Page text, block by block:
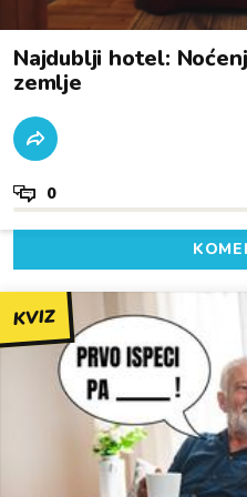
Najdublji hotel:
zemlje
0
KVIZ